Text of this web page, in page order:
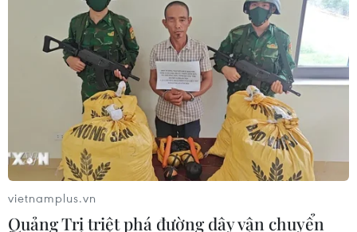
TIN CÙNG CHUYÊN MỤC
Chuyển Bộ Công an thông tin 7 cá
nhân bán vàng không rõ nguồn gốc
08/08/2026 14:37
Cựu Trưởng ban quản lý chung cư
lừa bán căn hộ tái định cư, chiếm
vietnamplus.vn
Quảng Trị triệt phá đường dây vận chuyển